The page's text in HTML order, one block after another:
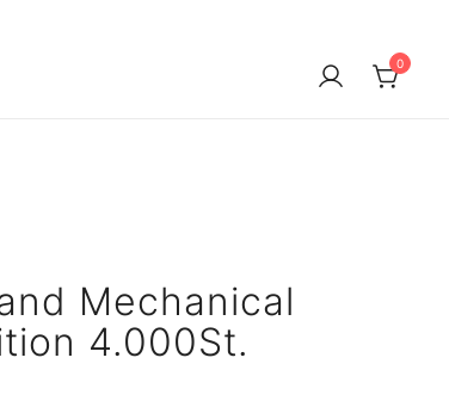
0
Mechanical
4.000St.